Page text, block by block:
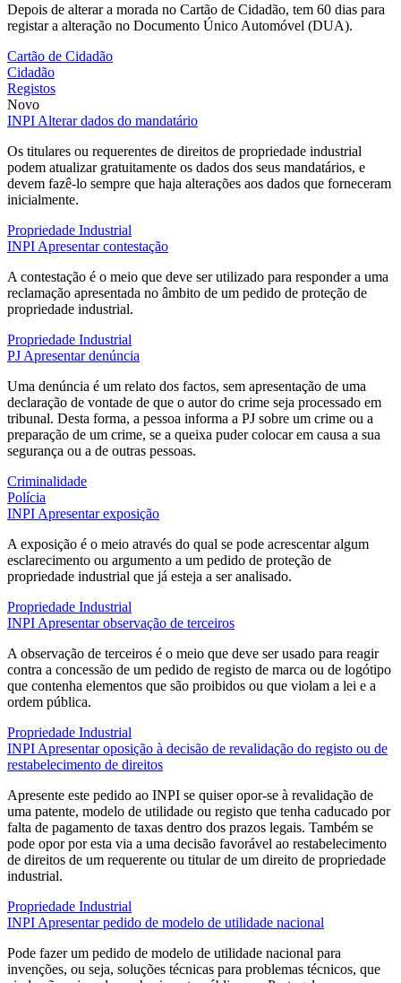
Depois de alterar a morada no Cartão de Cidadão, tem 60 dias para
registar a alteração no Documento Único Automóvel (DUA).
Cartão de Cidadão
Cidadão
Registos
Novo
INPI Alterar dados do mandatário
Os titulares ou requerentes de direitos de propriedade industrial
podem atualizar gratuitamente os dados dos seus mandatários, e
devem fazê-lo sempre que haja alterações aos dados que forneceram
inicialmente.
Propriedade Industrial
INPI Apresentar contestação
A contestação é o meio que deve ser utilizado para responder a uma
reclamação apresentada no âmbito de um pedido de proteção de
propriedade industrial.
Propriedade Industrial
PJ Apresentar denúncia
Uma denúncia é um relato dos factos, sem apresentação de uma
declaração de vontade de que o autor do crime seja processado em
tribunal. Desta forma, a pessoa informa a PJ sobre um crime ou a
preparação de um crime, se a queixa puder colocar em causa a sua
segurança ou a de outras pessoas.
Criminalidade
Polícia
INPI Apresentar exposição
A exposição é o meio através do qual se pode acrescentar algum
esclarecimento ou argumento a um pedido de proteção de
propriedade industrial que já esteja a ser analisado.
Propriedade Industrial
INPI Apresentar observação de terceiros
A observação de terceiros é o meio que deve ser usado para reagir
contra a concessão de um pedido de registo de marca ou de logótipo
que contenha elementos que são proibidos ou que violam a lei e a
ordem pública.
Propriedade Industrial
INPI Apresentar oposição à decisão de revalidação do registo ou de
restabelecimento de direitos
Apresente este pedido ao INPI se quiser opor-se à revalidação de
uma patente, modelo de utilidade ou registo que tenha caducado por
falta de pagamento de taxas dentro dos prazos legais. Também se
pode opor por esta via a uma decisão favorável ao restabelecimento
de direitos de um requerente ou titular de um direito de propriedade
industrial.
Propriedade Industrial
INPI Apresentar pedido de modelo de utilidade nacional
Pode fazer um pedido de modelo de utilidade nacional para
invenções, ou seja, soluções técnicas para problemas técnicos, que